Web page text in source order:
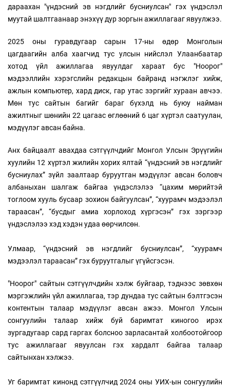
дараахан "үндэсний эв нэгдлийг бусниулсан" гэх үндэслэл
муутай шалтгаанаар энэхүү дур зоргын ажиллагааг явуулжээ.
2025 оны гуравдугаар сарын 17-ны өдөр Монголын
цагдаагийн алба хаагчид тус улсын нийслэл Улаанбаатар
хотод үйл ажиллагаа явуулдаг хараат бус "Ноорог"
мэдээллийн хэрэгслийн редакцын байранд нэгжлэг хийж,
ажлын компьютер, хард диск, гар утас зэргийг хураан авчээ.
Мөн тус сайтын багийг бараг бүхэлд нь буюу найман
ажилтныг шөнийн 22 цагаас өглөөний 6 цаг хүртэл саатуулан,
мэдүүлэг авсан байна.
Анх байцаалт авахдаа сэтгүүлчдийг Монгол Улсын Эрүүгийн
хуулийн 12 хүртэл жилийн хорих ялтай “үндэсний эв нэгдлийг
бусниулах” зүйл заалтаар буруутган мэдүүлэг авсан боловч
албаныхан шалгаж байгаа үндэслэлээ “цахим мөрийтэй
тоглоом хууль бусаар зохион байгуулсан”, “хуурамч мэдээлэл
тараасан”, “бусдыг амиа хорлоход хүргэсэн” гэх зэргээр
үндэслэлээ хэд хэдэн удаа өөрчилсөн.
Улмаар, “үндэсний эв нэгдлийг бусниулсан”, “хуурамч
мэдээлэл тараасан” гэх буруутгалыг үгүйсгэсэн.
"Ноорог" сайтын сэтгүүлчдийн хэлж буйгаар, тэднээс зөвхөн
мэргэжлийн үйл ажиллагаа, тэр дундаа тус сайтын бэлтгэсэн
контентын талаар мэдүүлэг авсан ажээ. Монгол Улсын
сонгуулийн талаар хийж буй баримтат киногоо ирэх
зургадугаар сард гаргах болсноо зарласантай холбоотойгоор
тус ажиллагааг явуулсан гэх хардалт байгаа талаар
сайтынхан хэлжээ.
Уг баримтат кинонд сэтгүүлчид 2024 оны УИХ-ын сонгуулийн